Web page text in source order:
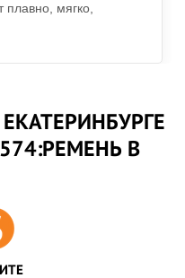
плавно, мягко,
В